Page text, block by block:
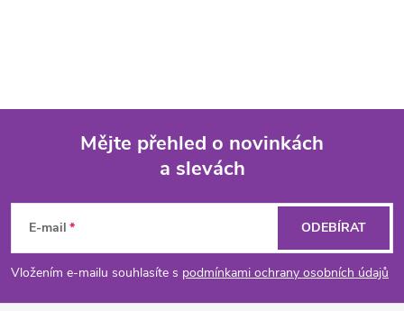
p
Mějte přehled o novinkách
a slevách
E-mail
Vložením e-mailu souhlasíte s podmínkami ochrany osobních údajů
ODEBÍRAT